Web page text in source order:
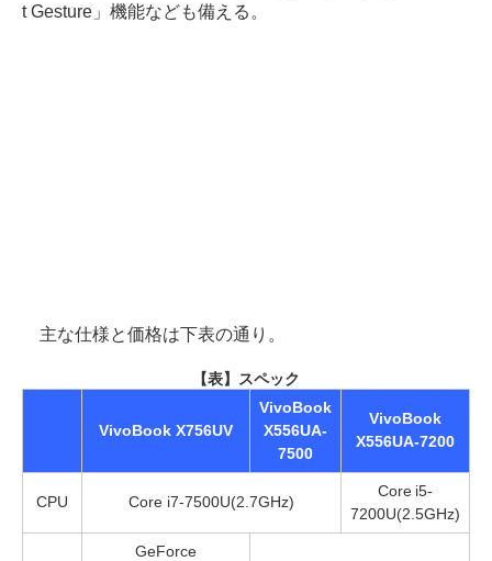
t Gesture」機能なども備える。
主な仕様と価格は下表の通り。
【表】スペック
VivoBook X756UV
VivoBook
X556UA-
7500
VivoBook
X556UA-7200
CPU Core i7-7500U(2.7GHz)
Core i5-
7200U(2.5GHz)
GeForce